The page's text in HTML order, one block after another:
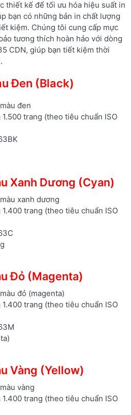
thiết kế để tối ưu hóa hiệu suất in
bạn có những bản in chất lượng
kiệm. Chúng tôi cung cấp mực
tương thích hoàn hảo với dòng
CDN, giúp bạn tiết kiệm thời
Đen (Black)
đen
1.500 trang (theo tiêu chuẩn ISO
Xanh Dương (Cyan)
xanh dương
1.400 trang (theo tiêu chuẩn ISO
Đỏ (Magenta)
đỏ (magenta)
1.400 trang (theo tiêu chuẩn ISO
Vàng (Yellow)
vàng
1.400 trang (theo tiêu chuẩn ISO